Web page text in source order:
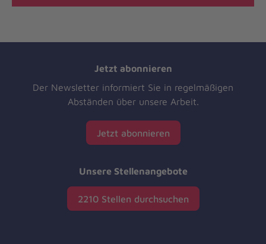
Jetzt abonnieren
Der Newsletter informiert Sie in regelmäßigen
Abständen über unsere Arbeit.
Jetzt abonnieren
Unsere Stellenangebote
2210 Stellen durchsuchen